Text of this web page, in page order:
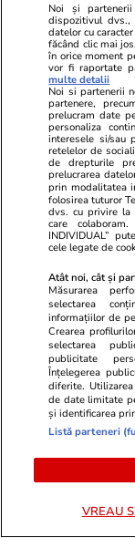
Lifestyle
Ce este
și cum se
Lifestyle
pentru
plajă
Știri România
Un român a
amendă în
Noi și
dispozitivul dvs.,
datelor cu
făcând clic mai
în orice moment
vor fi raportate
multe detalii
Noi si partenerii
partenere,
prelucram date
personaliza
interesele si/sau
retelelor de
de drepturile
prelucrarea
prin modalitatea
folosirea tuturor
dvs. cu privire la
care
INDIVIDUAL”
cele legate de
Atât noi, cât și
Măsurarea
selectarea
informațiilor de
Crearea
selectarea
publicitate
Înțelegerea
diferite.
de date limitate
și identificarea
Listă parteneri
VREAU